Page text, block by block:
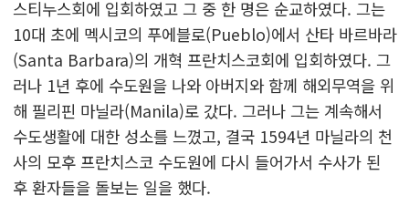
스티누스회에 입회하였고 그 중 한 명은 순교하였다. 그는
10대 초에 멕시코의 푸에블로(Pueblo)에서 산타 바르바라
(Santa Barbara)의 개혁 프란치스코회에 입회하였다. 그
러나 1년 후에 수도원을 나와 아버지와 함께 해외무역을 위
해 필리핀 마닐라(Manila)로 갔다. 그러나 그는 계속해서
수도생활에 대한 성소를 느꼈고, 결국 1594년 마닐라의 천
사의 모후 프란치스코 수도원에 다시 들어가서 수사가 된
후 환자들을 돌보는 일을 했다.